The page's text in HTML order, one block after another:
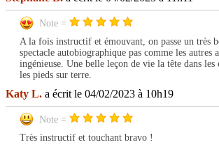
Note =
A la fois instructif et émouvant, on passe un très
spectacle autobiographique pas comme les autres
ingénieuse. Une belle leçon de vie la tête dans les
les pieds sur terre.
Katy L. a écrit le 04/02/2023 à 10h19
Note =
Très instructif et touchant bravo !